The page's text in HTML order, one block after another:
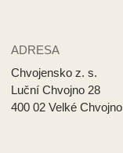
ADRESA
Chvojensko z. s.
Luční Chvojno 28
400 02 Velké Chvojno